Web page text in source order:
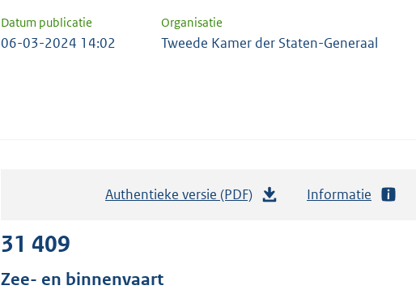
Datum publicatie Organisatie
06-03-2024 14:02 Tweede Kamer der Staten-Generaal
Authentieke versie (PDF) Informatie
31 409
Zee- en binnenvaart